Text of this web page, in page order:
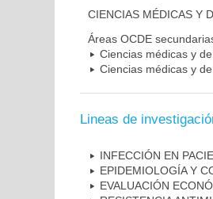
CIENCIAS MÉDICAS Y
Áreas OCDE
Ciencias médicas y
Ciencias médicas y
Lineas de
INFECCIÓN EN
EPIDEMIOLOGÍA Y
EVALUACIÓN